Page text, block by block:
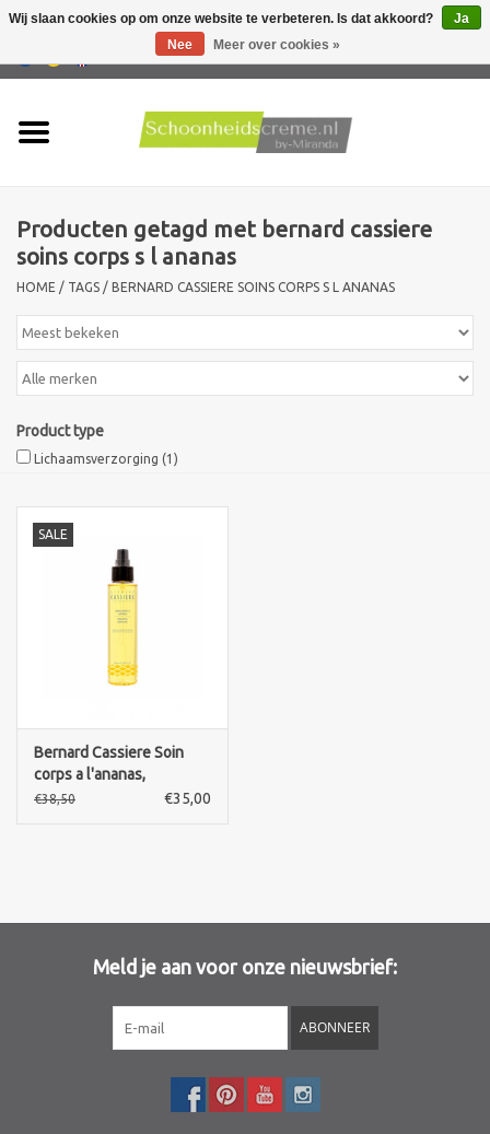
Producten
Huidproblemen
Mannen verzorging
Sothys Paris
Fusion Meso
Producten getagd met bernard cassiere
soins corps s l ananas
HOME / TAGS / BERNARD CASSIERE SOINS CORPS S L ANANAS
Product type
Lichaamsverzorging (1)
SALE
Bernard Cassiere Soin
corps a l'ananas,
pineapple body care,
€38,50 €35,00
Meld je aan voor onze nieuwsbrief:
ABONNEER
Wij slaan cookies op om onze website te verbeteren. Is dat akkoord?
Ja
Nee
Meer over cookies »